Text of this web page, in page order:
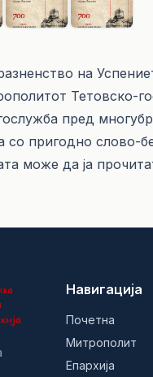
на
Тетовско-
пред
со пригодно слово-
може да ја
Навигација
Почетна
Митрополит
Епархија